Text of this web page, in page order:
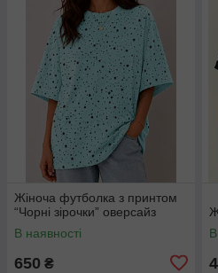
Жіноча футболка з принтом
“Чорні зірочки” оверсайз
В наявності
650 ₴